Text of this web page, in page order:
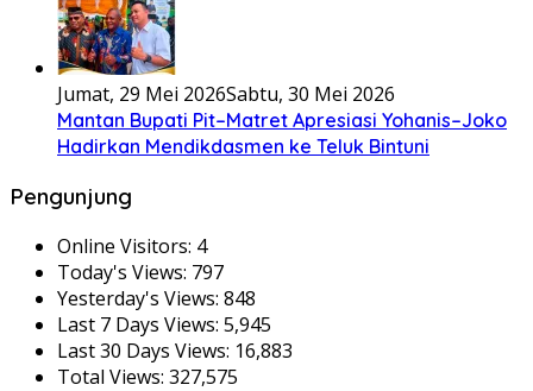
Jumat, 29 Mei 2026Sabtu, 30 Mei 2026
Mantan Bupati Pit–Matret Apresiasi Yohanis–Joko
Hadirkan Mendikdasmen ke Teluk Bintuni
Pengunjung
Online Visitors: 4
Today's Views: 797
Yesterday's Views: 848
Last 7 Days Views: 5,945
Last 30 Days Views: 16,883
Total Views: 327,575